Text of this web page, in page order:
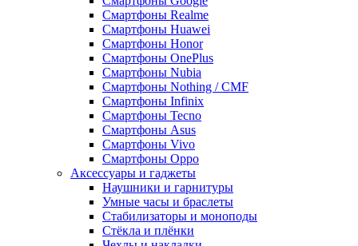
Смартфоны Realme
Смартфоны Huawei
Смартфоны Honor
Смартфоны OnePlus
Смартфоны Nubia
Смартфоны Nothing / CMF
Смартфоны Infinix
Смартфоны Tecno
Смартфоны Asus
Смартфоны Vivo
Смартфоны Oppo
Аксессуары и гаджеты
Наушники и гарнитуры
Умные часы и браслеты
Стабилизаторы и моноподы
Стёкла и плёнки